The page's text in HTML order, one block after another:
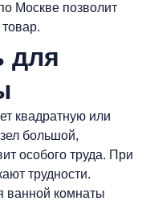
Москве позволит
для
квадратную или
большой,
особого труда. При
трудности.
ванной комнаты